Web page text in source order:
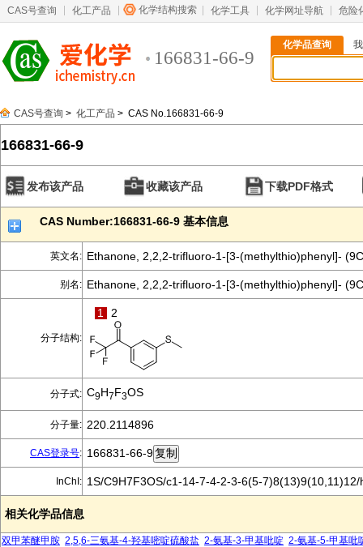
CAS号查询 化工产品 化学结构搜索 化学工具 化学网址导航 危险
166831-66-9
化学品查询
CAS号查询 > 化工产品 > CAS No.166831-66-9
166831-66-9
发布该产品 收藏该产品 下载PDF格式
CAS Number:166831-66-9 基本信息
英文名: Ethanone, 2,2,2-trifluoro-1-[3-(methylthio)phenyl]-
别名: Ethanone, 2,2,2-trifluoro-1-[3-(methylthio)phenyl]-
分子结构:
1 2
分子式: C9H7F3OS
分子量: 220.2114896
CAS登录号: 166831-66-9
InChI: 1S/C9H7F3OS/c1-14-7-4-2-3-6(5-7)8(13)9(10,11)12/
相关化学品信息
双甲苯醚甲胺 2,5,6-三氨基-4-羟基嘧啶硫酸盐 2-氨基-3-甲基吡啶 2-氨基-5-甲基吡